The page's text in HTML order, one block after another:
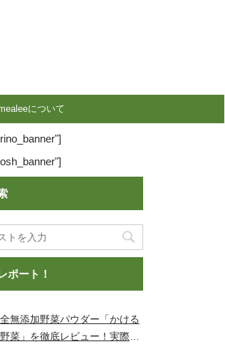
について
ポート！
無添加野菜パウダー「かける
菜」を徹底レビュー！実際に